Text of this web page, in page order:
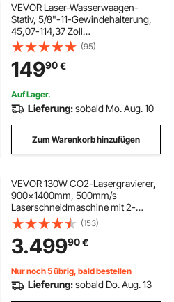
VEVOR Laser-Wasserwaagen-
Stativ, 5/8"-11-Gewindehalterung,
45,07-114,37 Zoll
Höhenverstellung, robustes
Vermessungsstativ, mit
Wasserwaage und
Diffusionsbegrenzer, anhebbare,
rutschfeste Füße für den Bau
(95)
14990€
Auf Lager.
Lieferung:sobald Mo. Aug. 10
Zum Warenkorb hinzufügen
VEVOR 130W CO2-Lasergravierer,
900x1400mm, 500mm/s
Laserschneidmaschine mit 2-
Wege-Pass-Air-Assist, kompatibel
mit LightBurn, CorelDRAW,
AutoCAD, Windows, Mac OS,
Linux, für Holz, Acryl, Stoff
(153)
3.49990€
Nur noch 5 übrig, bald bestellen
Lieferung:sobald Do. Aug. 13